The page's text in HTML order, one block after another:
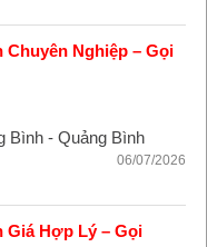
Nghiệp – Gọi
Bình - Quảng Bình
06/07/2026
Giá Hợp Lý – Gọi